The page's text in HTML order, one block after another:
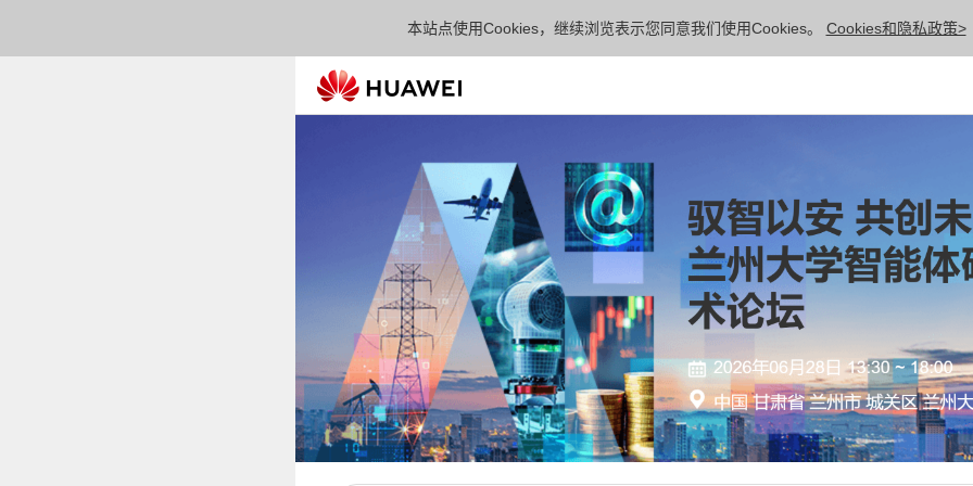
本站点使用Cookies，继续浏览表示您同意我们使用Cookies。 Cookies和隐私政策>